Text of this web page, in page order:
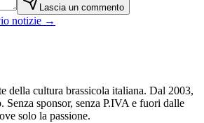
Lascia un commento
notizie →
della cultura brassicola italiana. Dal 2003,
Senza sponsor, senza P.IVA e fuori dalle
solo la passione.